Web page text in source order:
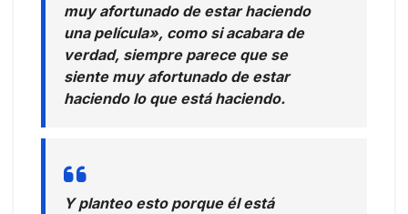
muy afortunado de estar haciendo
una película», como si acabara de
verdad, siempre parece que se
siente muy afortunado de estar
haciendo lo que está haciendo.
Y planteo esto porque él está